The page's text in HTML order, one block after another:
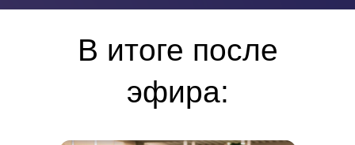
В итоге после
эфира: